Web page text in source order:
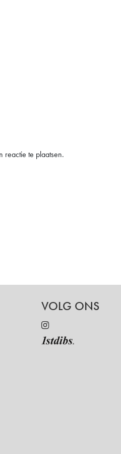
reactie te plaatsen.
VOLG ONS